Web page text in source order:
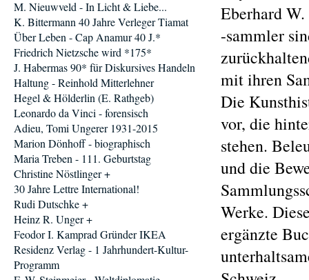
Eberhard
-sammler
mit ihren
Die
vor, die
stehen.
und die
Werke.
ergänzte
M. Nieuwveld - In Licht & Liebe...
K. Bittermann 40 Jahre Verleger Tiamat
Über Leben - Cap Anamur 40 J.*
Friedrich Nietzsche wird *175*
J. Habermas 90* für Diskursives Handeln
Haltung - Reinhold Mitterlehner
Hegel & Hölderlin (E. Rathgeb)
Leonardo da Vinci - forensisch
Adieu, Tomi Ungerer 1931-2015
Marion Dönhoff - biographisch
Maria Treben - 111. Geburtstag
Christine Nöstlinger +
30 Jahre Lettre International!
Rudi Dutschke +
Heinz R. Unger +
Feodor I. Kamprad Gründer IKEA
Residenz Verlag - 1 Jahrhundert-Kultur-
Programm